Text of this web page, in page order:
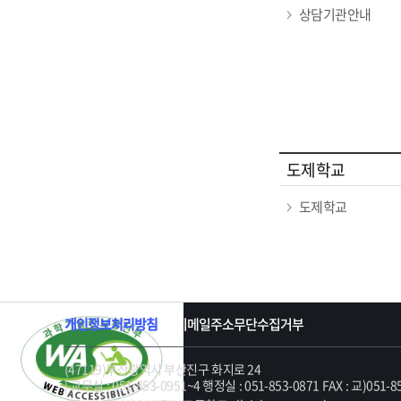
상담기관안내
도제학교
도제학교
개인정보처리방침 이메일주소무단수집거부
(47119)부산광역시 부산진구 화지로 24
| 교무실 : 051-853-0951~4 행정실 : 051-853-0871 FAX : 교)051-